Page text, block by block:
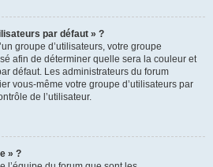
par défaut » ?
groupe d’utilisateurs, votre groupe
afin de déterminer quelle sera la couleur et
défaut. Les administrateurs du forum
vous-même votre groupe d’utilisateurs par
de l’utilisateur.
» ?